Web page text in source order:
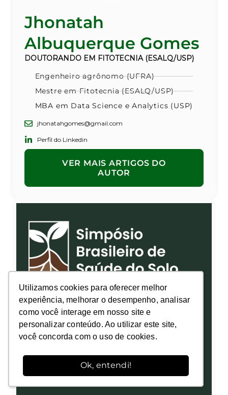
Utilizamos cookies para oferecer melhor
experiência, melhorar o desempenho, analisar
como você interage em nosso site e
personalizar conteúdo. Ao utilizar este site,
você concorda com o uso de cookies.
Ok, entendi!
Utilizamos cookies para oferecer melhor
experiência, melhorar o desempenho, analisar
como você interage em nosso site e
personalizar conteúdo. Ao utilizar este site,
você concorda com o uso de cookies.
Ok, entendi!
Jhonatah
Albuquerque Gomes
DOUTORANDO EM FITOTECNIA (ESALQ/USP)
Engenheiro agrônomo (UFRA)
Mestre em Fitotecnia (ESALQ/USP)
MBA em Data Science e Analytics (USP)
jhonatahgomes@gmail.com
Perfil do Linkedin
VER MAIS ARTIGOS DO
AUTOR